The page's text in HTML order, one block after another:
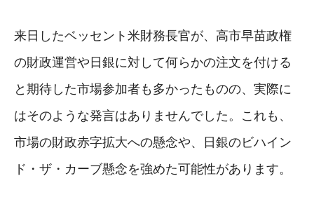
来日したベッセント米財務長官が、高市早苗政権
の財政運営や日銀に対して何らかの注文を付ける
と期待した市場参加者も多かったものの、実際に
はそのような発言はありませんでした。これも、
市場の財政赤字拡大への懸念や、日銀のビハイン
ド・ザ・カーブ懸念を強めた可能性があります。